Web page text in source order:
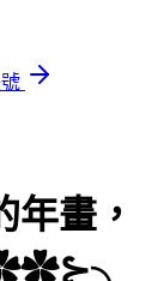
年畫，
✿✿⊱╮